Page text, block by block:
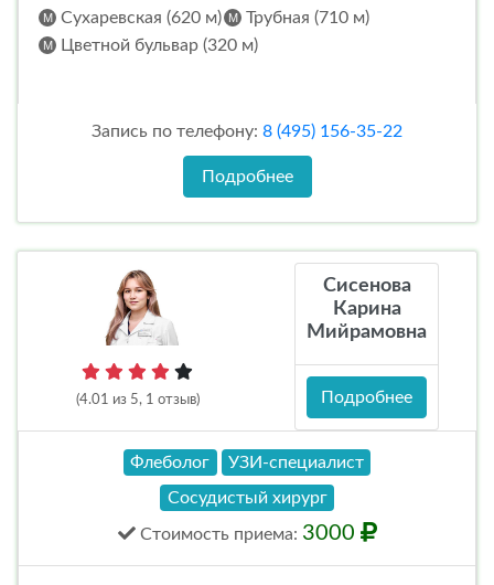
Сухаревская (620 м)
Трубная (710 м)
Цветной бульвар (320 м)
Запись по телефону: 8 (495) 156-35-22
Подробнее
(4.01 из 5, 1 отзыв)
Сисенова
Карина
Мийрамовна
Подробнее
Флеболог
УЗИ-специалист
Сосудистый хирург
Стоимость приема: 3000